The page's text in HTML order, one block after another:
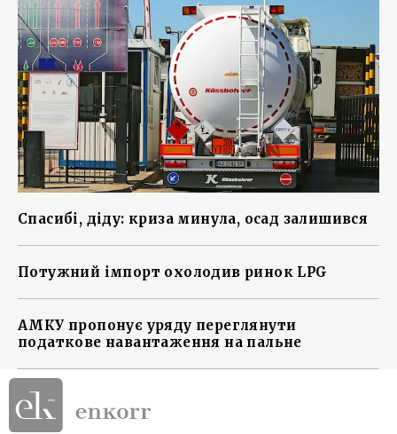
Спасибі, діду: криза минула, осад залишився
Потужний імпорт охолодив ринок LPG
АМКУ пропонує уряду переглянути
податкове навантаження на пальне